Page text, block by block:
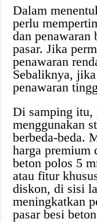
Dalam
perlu
dan penawaran
pasar. Jika
penawaran
Sebaliknya,
penawaran
Di samping itu,
menggunakan
berbeda-beda.
harga premium
beton polos 5
atau fitur
diskon, di sisi
meningkatkan
pasar besi